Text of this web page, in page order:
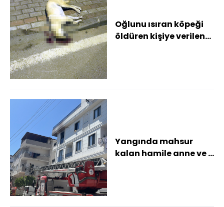
Oğlunu ısıran köpeği
öldüren kişiye verilen
Yangında mahsur
kalan hamile anne ve 2